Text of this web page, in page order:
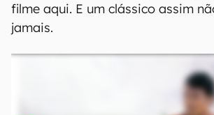
filme aqui. E um clássico assim
jamais.